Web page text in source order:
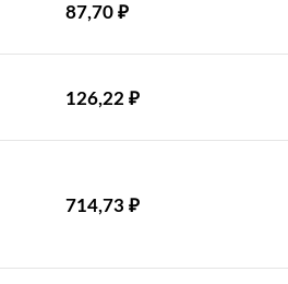
87,70 ₽
126,22 ₽
714,73 ₽